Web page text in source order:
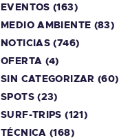
EVENTOS (163)
MEDIO AMBIENTE (83)
NOTICIAS (746)
OFERTA (4)
SIN CATEGORIZAR (60)
SPOTS(23)
SURF-TRIPS (121)
TÉCNICA (168)